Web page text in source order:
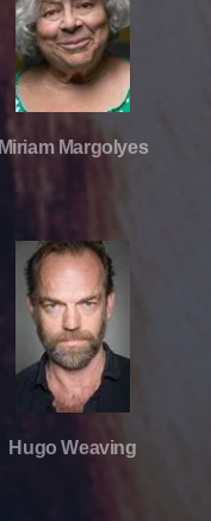
Miriam Margolyes
Hugo Weaving